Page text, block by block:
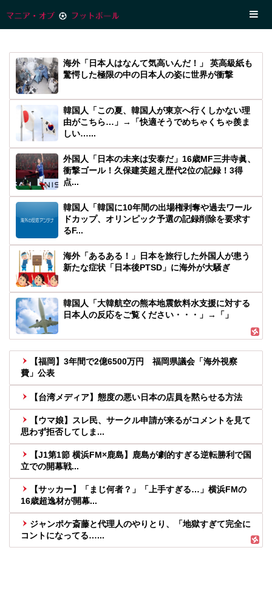
海外「日本人はなんて気高いんだ！」 英高級紙も
驚愕した極限の中の日本人の姿に世界が衝撃
韓国人「この夏、韓国人が東京へ行くしかない理
由がこちら…」→「快適そうでめちゃくちゃ羨ま
しい…...
外国人「日本の未来は安泰だ」16歳MF三井寺眞、
衝撃ゴール！久保建英超え歴代2位の記録！3得
点...
韓国人「韓国に10年間の出場権剥奪や過去ワール
ドカップ、オリンピック予選の記録削除を要求す
るF...
海外「あるある！」日本を旅行した外国人が患う
新たな症状「日本後PTSD」に海外が大騒ぎ
韓国人「大韓航空の熊本地震飲料水支援に対する
日本人の反応をご覧ください・・・」→「」
【福岡】3年間で2億6500万円 福岡県議会「海外視察
費」公表
【台湾メディア】態度の悪い日本の店員を黙らせる方法
【ウマ娘】スレ民、サークル申請が来るがコメントを見て
思わず拒否してしま...
【J1第1節 横浜FM×鹿島】鹿島が劇的すぎる逆転勝利で国
立での開幕戦...
【サッカー】「まじ何者？」「上手すぎる…」横浜FMの
16歳超逸材が開幕...
ジャンポケ斎藤と代理人のやりとり、「地獄すぎて完全に
コントになってる…...